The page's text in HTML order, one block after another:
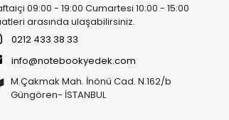
09:00 - 19:00 Cumartesi 10:00 - 15:00
arasında ulaşabilirsiniz.
0212 433 38 33
info@notebookyedek.com
M.Çakmak Mah. İnönü Cad. N.162/b
Güngören- İSTANBUL